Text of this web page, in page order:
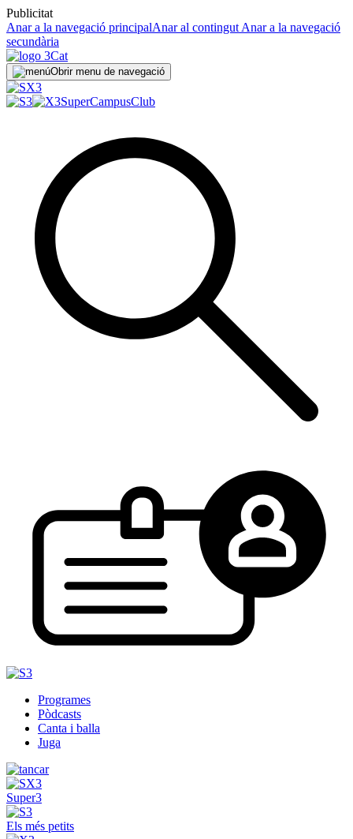
Publicitat
Anar a la navegació principalAnar al contingut Anar a la navegació
secundària
Obrir menu de navegació
SuperCampusClub
Programes
Pòdcasts
Canta i balla
Juga
Super3
Els més petits